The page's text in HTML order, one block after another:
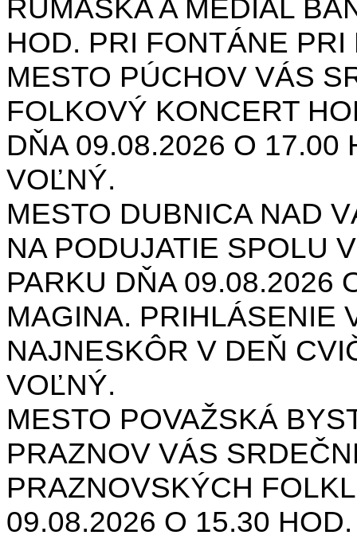
RUMASKA A MEDIAL
HOD. PRI FONTÁNE PRI
MESTO PÚCHOV VÁS
FOLKOVÝ KONCERT
DŇA 09.08.2026 O 17.00
VOĽNÝ.
MESTO DUBNICA NAD
NA PODUJATIE SPOLU
PARKU DŇA 09.08.2026
MAGINA. PRIHLÁSENIE
NAJNESKÔR V DEŇ
VOĽNÝ.
MESTO POVAŽSKÁ
PRAZNOV VÁS
PRAZNOVSKÝCH
09.08.2026 O 15.30